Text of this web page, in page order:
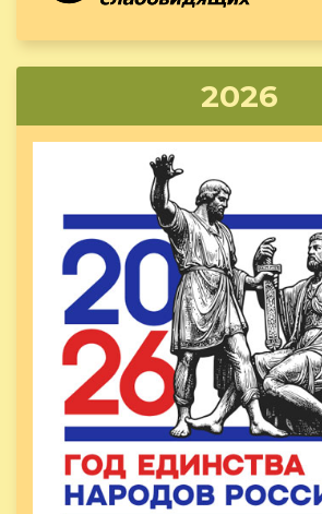
2026